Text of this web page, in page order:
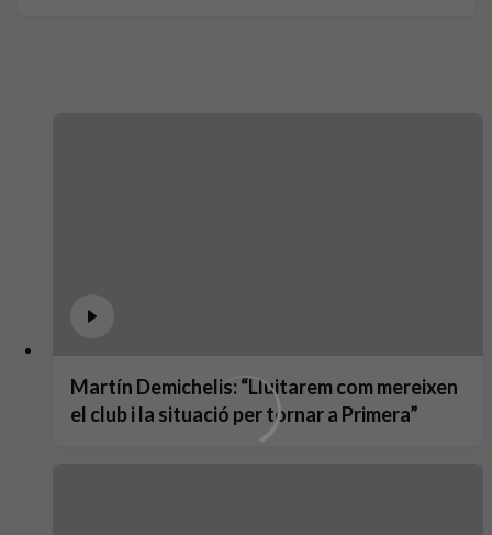
Martín Demichelis: “Lluitarem com mereixen
el club i la situació per tornar a Primera”